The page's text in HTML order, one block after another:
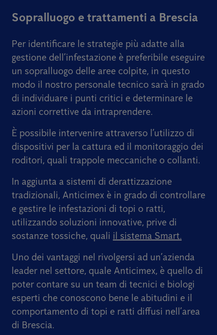
Sopralluogo e trattamenti a Brescia
Per identificare le strategie più adatte alla
gestione dell’infestazione è preferibile eseguire
un sopralluogo delle aree colpite, in questo
modo il nostro personale tecnico sarà in grado
di individuare i punti critici e determinare le
azioni correttive da intraprendere.
È possibile intervenire attraverso l’utilizzo di
dispositivi per la cattura ed il monitoraggio dei
roditori, quali trappole meccaniche o collanti.
In aggiunta a sistemi di derattizzazione
tradizionali, Anticimex è in grado di controllare
e gestire le infestazioni di topi o ratti,
utilizzando soluzioni innovative, prive di
sostanze tossiche, quali il sistema Smart.
Uno dei vantaggi nel rivolgersi ad un’azienda
leader nel settore, quale Anticimex, è quello di
poter contare su un team di tecnici e biologi
esperti che conoscono bene le abitudini e il
comportamento di topi e ratti diffusi nell’area
di Brescia.